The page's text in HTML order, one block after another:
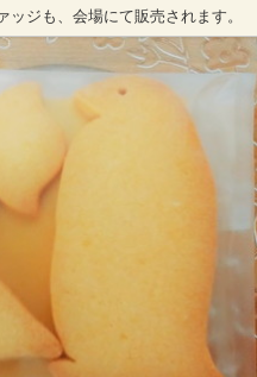
ジも、会場にて販売されます。